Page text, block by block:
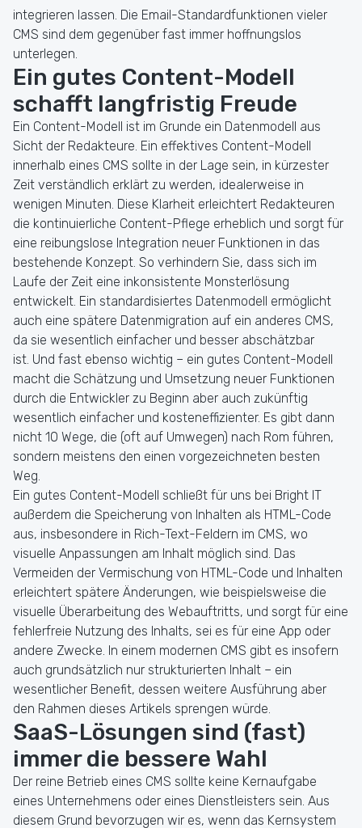
integrieren lassen. Die Email-Standardfunktionen vieler
CMS sind dem gegenüber fast immer hoffnungslos
unterlegen.
Ein gutes Content-Modell
schafft langfristig Freude
Ein Content-Modell ist im Grunde ein Datenmodell aus
Sicht der Redakteure. Ein effektives Content-Modell
innerhalb eines CMS sollte in der Lage sein, in kürzester
Zeit verständlich erklärt zu werden, idealerweise in
wenigen Minuten. Diese Klarheit erleichtert Redakteuren
die kontinuierliche Content-Pflege erheblich und sorgt für
eine reibungslose Integration neuer Funktionen in das
bestehende Konzept. So verhindern Sie, dass sich im
Laufe der Zeit eine inkonsistente Monsterlösung
entwickelt. Ein standardisiertes Datenmodell ermöglicht
auch eine spätere Datenmigration auf ein anderes CMS,
da sie wesentlich einfacher und besser abschätzbar
ist. Und fast ebenso wichtig – ein gutes Content-Modell
macht die Schätzung und Umsetzung neuer Funktionen
durch die Entwickler zu Beginn aber auch zukünftig
wesentlich einfacher und kosteneffizienter. Es gibt dann
nicht 10 Wege, die (oft auf Umwegen) nach Rom führen,
sondern meistens den einen vorgezeichneten besten
Weg.
Ein gutes Content-Modell schließt für uns bei Bright IT
außerdem die Speicherung von Inhalten als HTML-Code
aus, insbesondere in Rich-Text-Feldern im CMS, wo
visuelle Anpassungen am Inhalt möglich sind. Das
Vermeiden der Vermischung von HTML-Code und Inhalten
erleichtert spätere Änderungen, wie beispielsweise die
visuelle Überarbeitung des Webauftritts, und sorgt für eine
fehlerfreie Nutzung des Inhalts, sei es für eine App oder
andere Zwecke. In einem modernen CMS gibt es insofern
auch grundsätzlich nur strukturierten Inhalt – ein
wesentlicher Benefit, dessen weitere Ausführung aber
den Rahmen dieses Artikels sprengen würde.
SaaS-Lösungen sind (fast)
immer die bessere Wahl
Der reine Betrieb eines CMS sollte keine Kernaufgabe
eines Unternehmens oder eines Dienstleisters sein. Aus
diesem Grund bevorzugen wir es, wenn das Kernsystem